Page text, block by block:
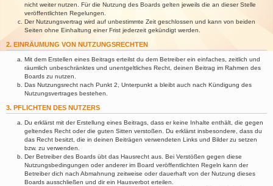
nicht weiter nutzen. Für die Nutzung des Boards gelten jeweils die an dieser Stelle
veröffentlichten Regelungen.
Der Nutzungsvertrag wird auf unbestimmte Zeit geschlossen und kann von beiden
Seiten ohne Einhaltung einer Frist jederzeit gekündigt werden.
2. EINRÄUMUNG VON NUTZUNGSRECHTEN
Mit dem Erstellen eines Beitrags erteilst du dem Betreiber ein einfaches, zeitlich und
räumlich unbeschränktes und unentgeltliches Recht, deinen Beitrag im Rahmen des
Boards zu nutzen.
Das Nutzungsrecht nach Punkt 2, Unterpunkt a bleibt auch nach Kündigung des
Nutzungsvertrages bestehen.
3. PFLICHTEN DES NUTZERS
Du erklärst mit der Erstellung eines Beitrags, dass er keine Inhalte enthält, die gegen
geltendes Recht oder die guten Sitten verstoßen. Du erklärst insbesondere, dass du
das Recht besitzt, die in deinen Beiträgen verwendeten Links und Bilder zu setzen
bzw. zu verwenden.
Der Betreiber des Boards übt das Hausrecht aus. Bei Verstößen gegen diese
Nutzungsbedingungen oder anderer im Board veröffentlichten Regeln kann der
Betreiber dich nach Abmahnung zeitweise oder dauerhaft von der Nutzung dieses
Boards ausschließen und dir ein Hausverbot erteilen.